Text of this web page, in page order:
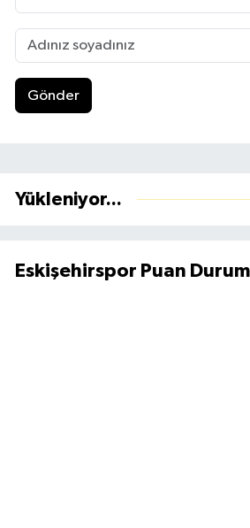
Gönder
Yükleniyor...
Eskişehirspor Puan